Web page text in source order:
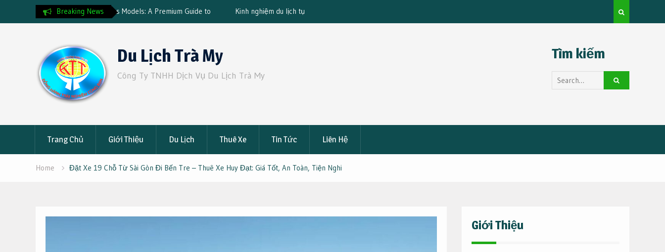
Breaking News
Models: A Premium Guide to
Kinh nghiệm du lịch tự túc cho người mới
Famous OnlyFans Model Overview: Premium Access,
Privacy & Discreet Billing Guide
Du Lịch Trà My
Công Ty TNHH Dịch Vụ Du Lịch Trà My
Tìm kiếm
Search
for:
Trang Chủ Giới Thiệu Du Lịch Thuê Xe Tin Tức Liên Hệ
Home Đặt Xe 19 Chỗ Từ Sài Gòn Đi Bến Tre – Thuê Xe Huy Đạt: Giá Tốt, An Toàn, Tiện Nghi
Giới Thiệu